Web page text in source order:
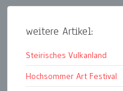
weitere Artikel:
Steirisches Vulkanland
Hochsommer Art Festival